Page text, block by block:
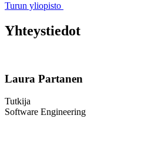
Turun yliopisto
Yhteystiedot
Laura Partanen
Tutkija
Software Engineering